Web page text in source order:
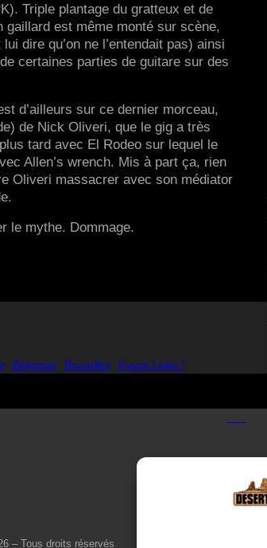
Triple plantage du gratteux et de
gaillard est même monté sur scène,
dire qu’on ne l’entendait pas) ainsi
certaines parties de guitare sur des
d’ailleurs sur ce dernier morceau,
de Nick Oliveri, que le gig a très
tard avec El Rodeo sur lequel le
Allen’s wrench. Mis à part ça, rien
Oliveri massacrer avec son médiator
le mythe. Dommage.
Belgique Bruxelles Kyuss Lives !
– Tous droits réservés